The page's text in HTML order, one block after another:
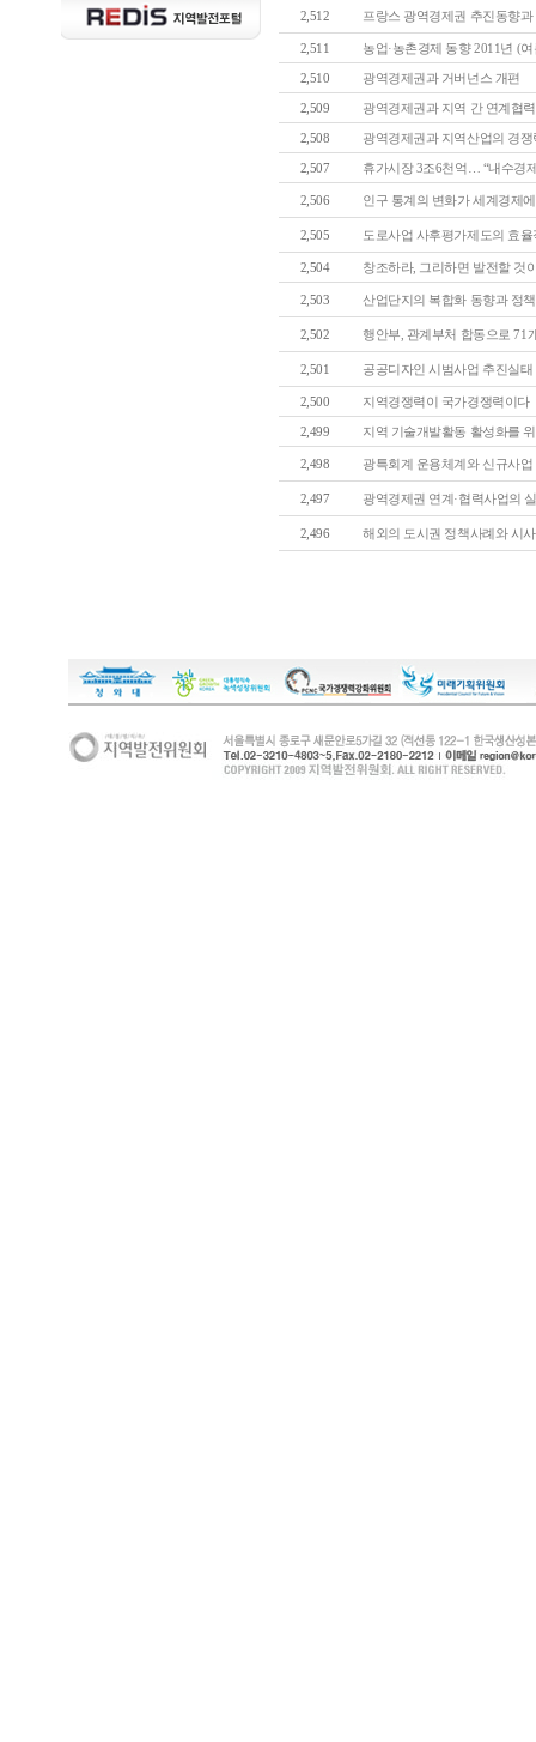
2,512 프랑스 광역경제권 추진동향과
2,511 농업·농촌경제 동향 2011년 (여
2,510 광역경제권과 거버넌스 개편
2,509 광역경제권과 지역 간 연계협력
2,508 광역경제권과 지역산업의 경쟁
2,507 휴가시장 3조6천억… “내수경
2,506 인구 통계의 변화가 세계경제
2,505 도로사업 사후평가제도의 효
2,504 창조하라, 그리하면 발전할 것
2,503 산업단지의 복합화 동향과 정
2,502 행안부, 관계부처 합동으로 71
2,501 공공디자인 시범사업 추진실태
2,500 지역경쟁력이 국가경쟁력이다
2,499 지역 기술개발활동 활성화를
2,498 광특회계 운용체계와 신규사업
2,497 광역경제권 연계·협력사업의
2,496 해외의 도시권 정책사례와 시